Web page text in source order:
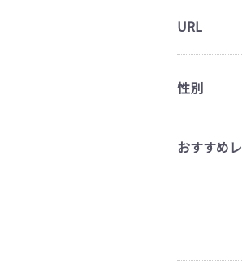
URL
性別
おすすめ